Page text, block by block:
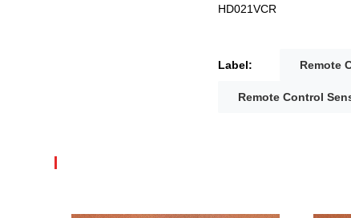
HD021VCR
Label: Remote
Remote Control